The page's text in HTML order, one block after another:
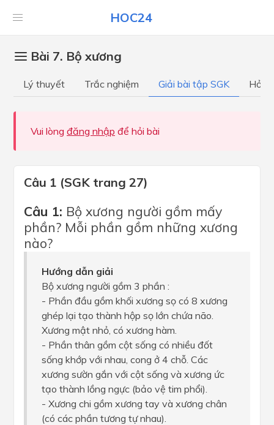
HOC24
Bài 7. Bộ xương
Lý thuyết Trắc nghiệm Giải bài tập SGK Hỏi
Vui lòng đăng nhập để hỏi bài
Câu 1 (SGK trang 27)
Câu 1: Bộ xương người gồm mấy
phần? Mỗi phần gồm những xương
nào?
Hướng dẫn giải
Bộ xương người gồm 3 phần :
- Phần đầu gồm khối xương sọ có 8 xương
ghép lại tạo thành hộp sọ lớn chứa não.
Xương mật nhỏ, có xương hàm.
- Phần thân gồm cột sống có nhiều đốt
sống khớp với nhau, cong ở 4 chỗ. Các
xương sườn gắn với cột sống và xương ức
tạo thành lồng ngực (bảo vệ tim phổi).
- Xương chi gồm xương tay và xương chân
(có các phần tương tự nhau).